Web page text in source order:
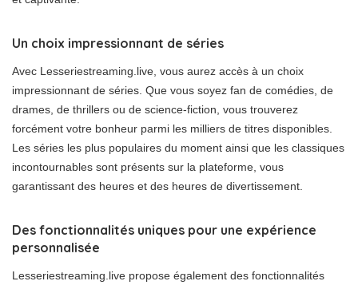
Un choix impressionnant de séries
Avec Lesseriestreaming.live, vous aurez accès à un choix
impressionnant de séries. Que vous soyez fan de comédies, de
drames, de thrillers ou de science-fiction, vous trouverez
forcément votre bonheur parmi les milliers de titres disponibles.
Les séries les plus populaires du moment ainsi que les classiques
incontournables sont présents sur la plateforme, vous
garantissant des heures et des heures de divertissement.
Des fonctionnalités uniques pour une expérience
personnalisée
Lesseriestreaming.live propose également des fonctionnalités